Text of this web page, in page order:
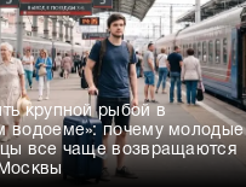
крупной рыбой в
водоеме»: почему молодые
все чаще возвращаются